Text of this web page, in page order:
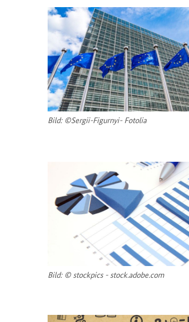
Bild: ©Sergii-​Figurnyi- Fo­to­lia
Bild: © stock­pics - stock.adobe.com